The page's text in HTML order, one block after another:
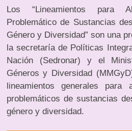
Los “Lineamientos para
Problemático de Sustancias
Género y Diversidad” son una
la secretaría de Políticas
Nación (Sedronar) y el
Géneros y Diversidad
lineamientos generales para
problemáticos de sustancias
género y diversidad.